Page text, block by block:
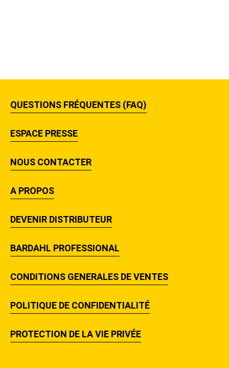
QUESTIONS FRÉQUENTES (FAQ)
ESPACE PRESSE
NOUS CONTACTER
A PROPOS
DEVENIR DISTRIBUTEUR
BARDAHL PROFESSIONAL
CONDITIONS GENERALES DE VENTES
POLITIQUE DE CONFIDENTIALITÉ
PROTECTION DE LA VIE PRIVÉE